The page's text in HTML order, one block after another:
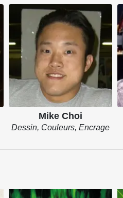
Mike Choi
Dessin, Couleurs, Encrage